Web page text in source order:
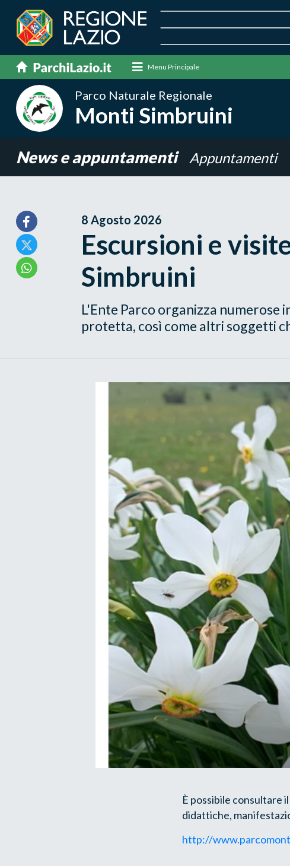
Menu Principale
Parco Naturale Regionale
Monti Simbruini
News e appuntamenti Appuntamenti
8 Agosto 2026
Escursioni e
Simbruini
L'Ente Parco organizza
protetta, così come altri soggetti
È possibile consultare
didattiche,
http://